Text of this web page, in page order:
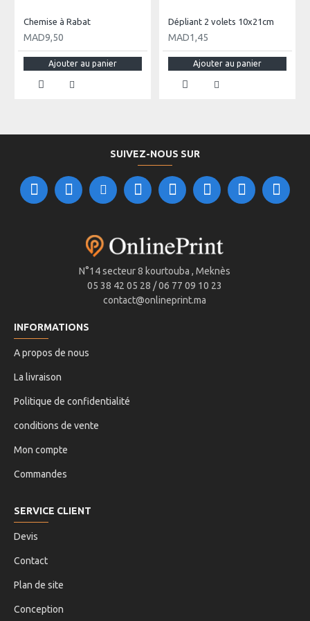
Chemise à Rabat
MAD9,50
Ajouter au panier
Dépliant 2 volets 10x21cm
MAD1,45
Ajouter au panier
SUIVEZ-NOUS SUR
N°14 secteur 8 kourtouba , Meknès
05 38 42 05 28 / 06 77 09 10 23
contact@onlineprint.ma
INFORMATIONS
A propos de nous
La livraison
Politique de confidentialité
conditions de vente
Mon compte
Commandes
SERVICE CLIENT
Devis
Contact
Plan de site
Conception